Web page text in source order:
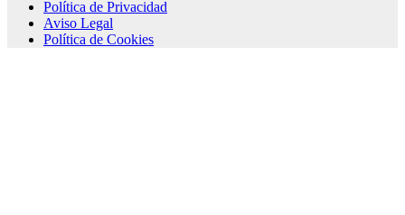
Política de Privacidad
Aviso Legal
Política de Cookies